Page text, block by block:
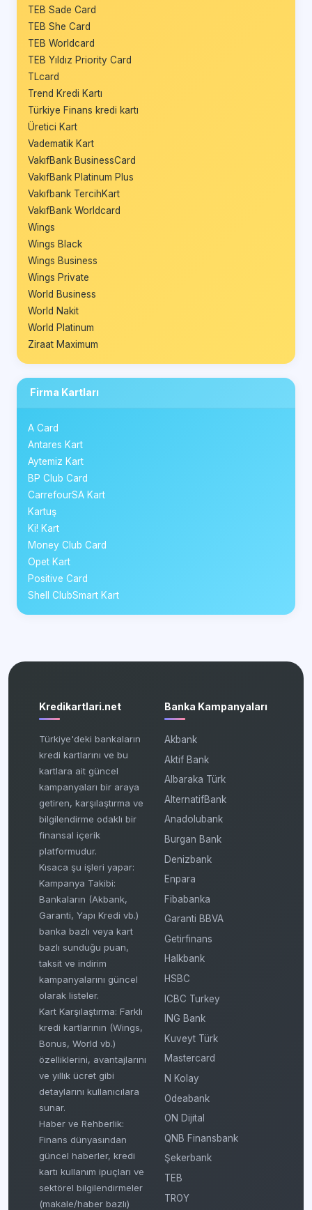
TEB Sade Card
TEB She Card
TEB Worldcard
TEB Yıldız Priority Card
TLcard
Trend Kredi Kartı
Türkiye Finans kredi kartı
Üretici Kart
Vadematik Kart
VakıfBank BusinessCard
VakıfBank Platinum Plus
Vakıfbank TercihKart
VakıfBank Worldcard
Wings
Wings Black
Wings Business
Wings Private
World Business
World Nakit
World Platinum
Ziraat Maximum
Firma Kartları
A Card
Antares Kart
Aytemiz Kart
BP Club Card
CarrefourSA Kart
Kartuş
Ki! Kart
Money Club Card
Opet Kart
Positive Card
Shell ClubSmart Kart
Kredikartlari.net
Türkiye'deki bankaların
kredi kartlarını ve bu
kartlara ait güncel
kampanyaları bir araya
getiren, karşılaştırma ve
bilgilendirme odaklı bir
finansal içerik
platformudur.
Kısaca şu işleri yapar:
Kampanya Takibi:
Bankaların (Akbank,
Garanti, Yapı Kredi vb.)
banka bazlı veya kart
bazlı sunduğu puan,
taksit ve indirim
kampanyalarını güncel
olarak listeler.
Kart Karşılaştırma: Farklı
kredi kartlarının (Wings,
Bonus, World vb.)
özelliklerini, avantajlarını
ve yıllık ücret gibi
detaylarını kullanıcılara
sunar.
Haber ve Rehberlik:
Finans dünyasından
güncel haberler, kredi
kartı kullanım ipuçları ve
sektörel bilgilendirmeler
(makale/haber bazlı)
Banka Kampanyaları
Akbank
Aktif Bank
Albaraka Türk
AlternatifBank
Anadolubank
Burgan Bank
Denizbank
Enpara
Fibabanka
Garanti BBVA
Getirfinans
Halkbank
HSBC
ICBC Turkey
ING Bank
Kuveyt Türk
Mastercard
N Kolay
Odeabank
ON Dijital
QNB Finansbank
Şekerbank
TEB
TROY